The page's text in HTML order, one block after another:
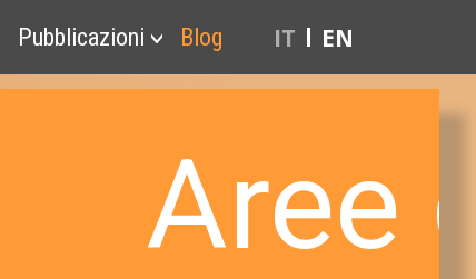
Pubblicazioni Blog IT EN
Aree